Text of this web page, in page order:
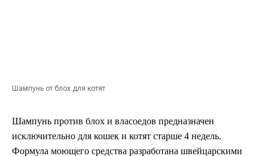
Шампунь от блох для котят
Шампунь против блох и власоедов предназначен
исключительно для кошек и котят старше 4 недель.
Формула моющего средства разработана швейцарскими